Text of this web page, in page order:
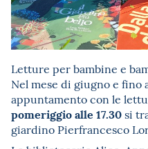
Letture per bambine e
Nel mese di giugno e fino
appuntamento con le
pomeriggio alle 17.30si
giardino Pierfrancesco